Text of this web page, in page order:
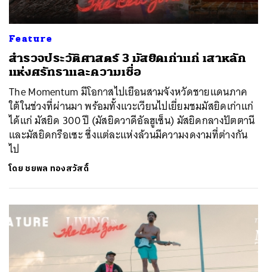
Feature
สำรวจประวัติศาสตร์ 3 มัสยิดเก่าแก่ เสาหลัก
แห่งศรัทธาและความเชื่อ
The Momentum มีโอกาสไปเยือนสามจังหวัดชายแดนภาค
ใต้ในช่วงที่ผ่านมา พร้อมทั้งแวะเวียนไปเยี่ยมชมมัสยิดเก่าแก่
ได้แก่ มัสยิด 300 ปี (มัสยิดวาดีอัลฮูเซ็น) มัสยิดกลางปัตตานี
และมัสยิดกรือเซะ ซึ่งแต่ละแห่งล้วนมีความงดงามที่ต่างกัน
ไป
โดย ชยพล ทองสวัสดิ์